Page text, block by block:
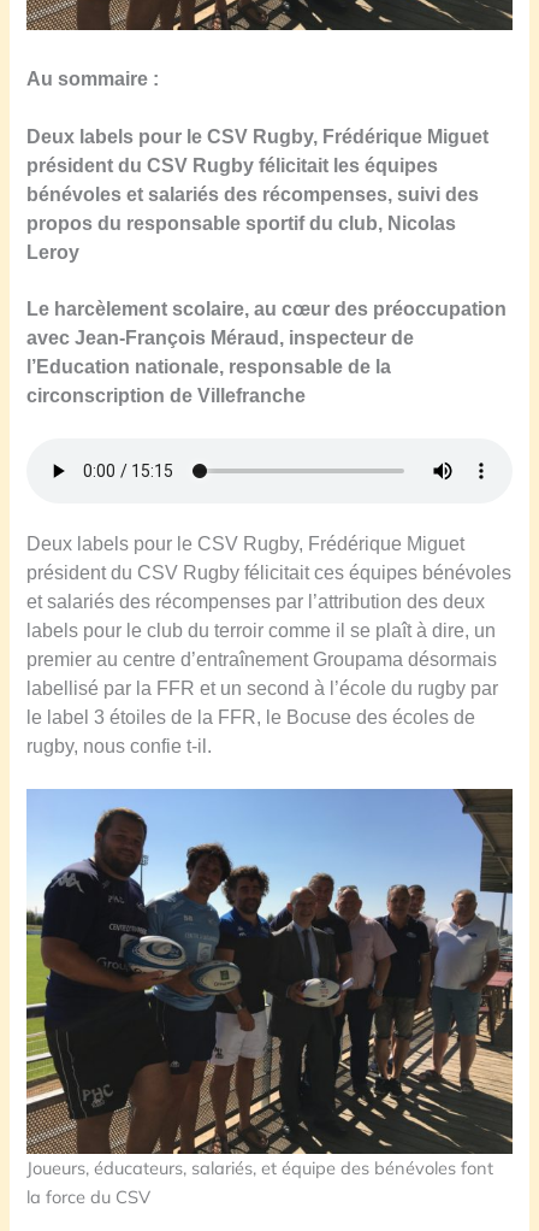
Au sommaire :
Deux labels pour le CSV Rugby, Frédérique Miguet
président du CSV Rugby félicitait les équipes
bénévoles et salariés des récompenses,suivi des
propos du responsable sportif du club, Nicolas
Leroy
Le harcèlement scolaire, au cœur des préoccupation
avec Jean-François Méraud, inspecteur de
l’Education nationale, responsable de la
circonscription de Villefranche
Deux labels pour le CSV Rugby, Frédérique Miguet
président du CSV Rugby félicitait ces équipes bénévoles
et salariés des récompenses par l’attribution des deux
labels pour le club du terroir comme il se plaît à dire, un
premier au centre d’entraînement Groupama désormais
labellisé par la FFR et un second à l’école du rugby par
le label 3 étoiles de la FFR, le Bocuse des écoles de
rugby, nous confie t-il.
Joueurs, éducateurs, salariés, et équipe des bénévoles font
la force du CSV